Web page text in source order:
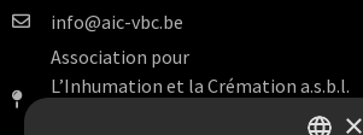
info@aic-vbc.be
Association pour
L’Inhumation et la Crémation a.s.b.l.
×